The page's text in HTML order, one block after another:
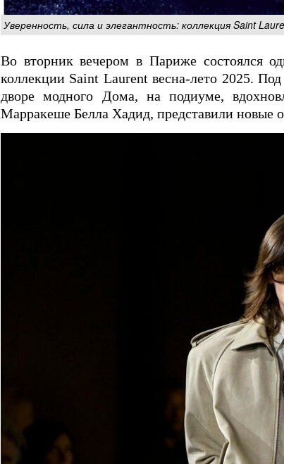
Уверенность, сила и элегантность: коллекция Saint
Во вторник вечером в Париже состоялся
коллекции Saint Laurent весна-лето 2025.
дворе модного Дома, на подиуме,
Марракеше Белла Хадид, представили новые